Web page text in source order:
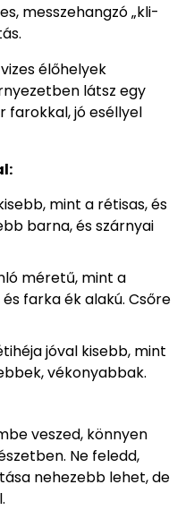
messzehangzó „kli-
élőhelyek
látsz egy
jó eséllyel
mint a rétisas, és
barna, és szárnyai
méretű, mint a
farka ék alakú. Csőre
jóval kisebb, mint
vékonyabbak.
veszed, könnyen
Ne feledd,
nehezebb lehet, de